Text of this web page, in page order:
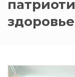
здоровье